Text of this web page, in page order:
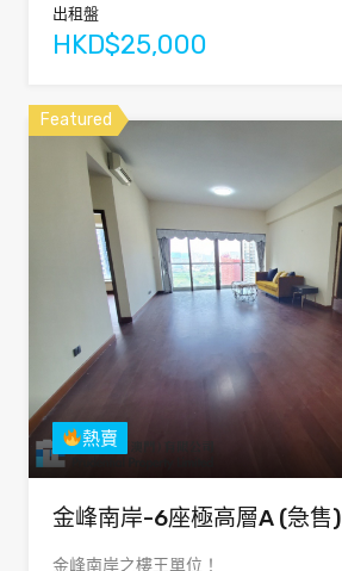
出租盤
HKD$25,000
Featured
熱賣
金峰南岸-6座極高層A (急售)
金峰南岸之樓王單位！